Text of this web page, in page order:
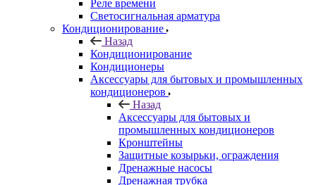
Реле времени
Светосигнальная арматура
Кондиционирование
Назад
Кондиционирование
Кондиционеры
Аксессуары для бытовых и промышленных
кондиционеров
Назад
Аксессуары для бытовых и
промышленных кондиционеров
Кронштейны
Защитные козырьки, ограждения
Дренажные насосы
Дренажная трубка